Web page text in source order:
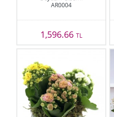
AR0004
1,596.66TL